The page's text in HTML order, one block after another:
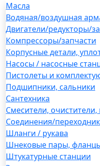
Масла
Водяная/воздушная
Двигатели/редукторы/
Компрессоры/запчасти
Корпусные детали,
Насосы / насосные
Пистолеты и
Подшипники, сальники
Сантехника
Смесители,
Соединения/
Шланги / рукава
Шнековые пары,
Штукатурные станции